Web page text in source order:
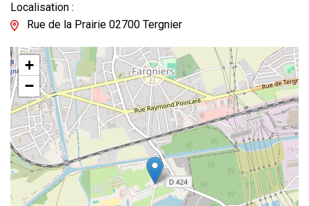
Localisation :
Rue de la Prairie 02700 Tergnier
+
−